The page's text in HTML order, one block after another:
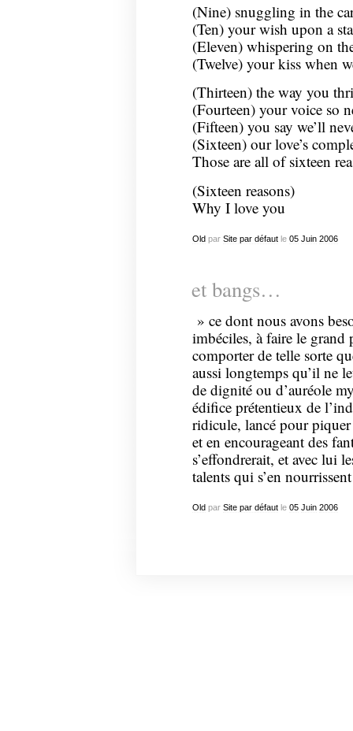
(Nine) snuggling in the
(Ten) your wish upon a
(Eleven) whispering on
(Twelve) your kiss when
(Thirteen) the way you
(Fourteen) your voice so
(Fifteen) you say we’ll
(Sixteen) our love’s
Those are all of sixteen
(Sixteen reasons)
Why I love you
Oldpar Site par défautle 05 Juin 2006
et bangs…
» ce dont nous avons
imbéciles, à faire le grand
comporter de telle sorte
aussi longtemps qu’il ne
de dignité ou d’auréole
édifice prétentieux de
ridicule, lancé pour
et en encourageant des
s’effondrerait, et avec lui
talents qui s’en
Oldpar Site par défautle 05 Juin 2006